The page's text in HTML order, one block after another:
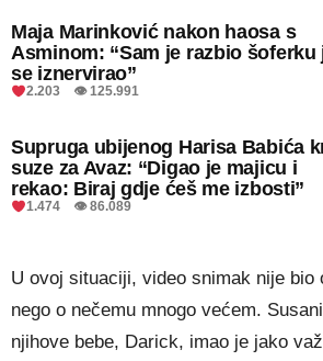
Maja Marinković nakon haosa s
Asminom: “Sam je razbio šoferku
se iznervirao”
2.203 👁 125.991
Supruga ubijenog Harisa Babića
suze za Avaz: “Digao je majicu i
rekao: Biraj gdje ćeš me izbosti”
1.474 👁 86.089
U ovoj situaciji, video snimak nije bio
nego o nečemu mnogo većem.
njihove bebe, Darick, imao je jako